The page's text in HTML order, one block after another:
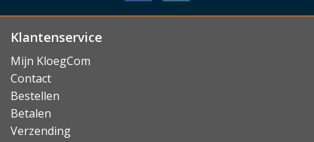
Klantenservice
Mijn KloegCom
Contact
Bestellen
Betalen
Verzending